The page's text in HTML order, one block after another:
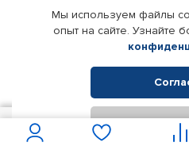
Партнерам
Корпоративным клиентам
Поставщикам
© КАМАЗ ЦЕНТР ДОНЕЦК, 2015-
Интернет-магазин автомобильных
Мы используем файлы
опыт на сайте. Узнайте